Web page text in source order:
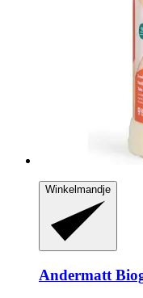
Winkelmandje
Andermatt